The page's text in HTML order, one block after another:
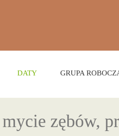
DATY GRUPA
zębów,